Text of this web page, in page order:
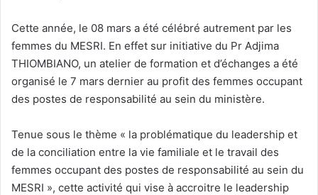
Cette année, le 08 mars a été célébré autrement par les
femmes du MESRI. En effet sur initiative du Pr Adjima
THIOMBIANO, un atelier de formation et d’échanges a été
organisé le 7 mars dernier au profit des femmes occupant
des postes de responsabilité au sein du ministère.
Tenue sous le thème « la problématique du leadership et
de la conciliation entre la vie familiale et le travail des
femmes occupant des postes de responsabilité au sein du
MESRI », cette activité qui vise à accroitre le leadership